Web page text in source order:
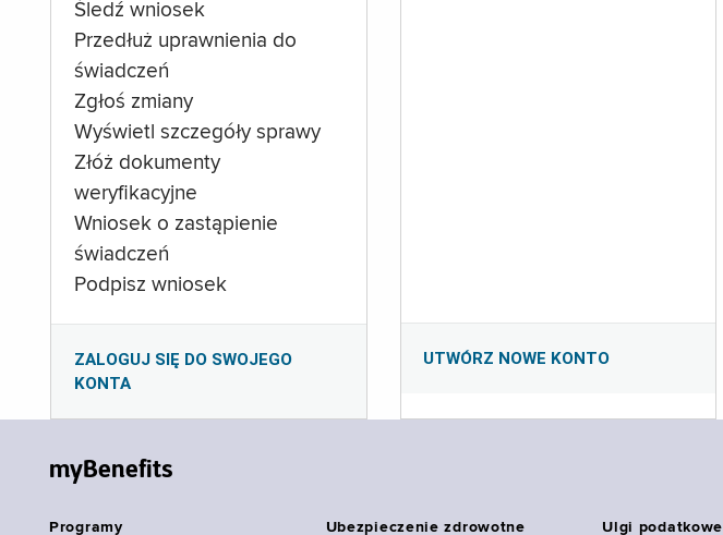
Śledź wniosek
Przedłuż uprawnienia do
świadczeń
Zgłoś zmiany
Wyświetl szczegóły sprawy
Złóż dokumenty
weryfikacyjne
Wniosek o zastąpienie
świadczeń
Podpisz wniosek
ZALOGUJ SIĘ DO SWOJEGO
KONTA
UTWÓRZ NOWE KONTO
myBenefits
Programy Ubezpieczenie zdrowotne Ulgi podatkowe